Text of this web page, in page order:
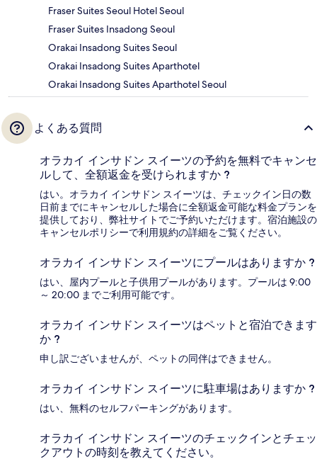
Fraser Suites Seoul Hotel Seoul
Fraser Suites Insadong Seoul
Orakai Insadong Suites Seoul
Orakai Insadong Suites Aparthotel
Orakai Insadong Suites Aparthotel Seoul
よくある質問
オラカイ インサドン スイーツの予約を無料でキャンセ
ルして、全額返金を受けられますか ?
はい。オラカイ インサドン スイーツは、チェックイン日の数
日前までにキャンセルした場合に全額返金可能な料金プランを
提供しており、弊社サイトでご予約いただけます。宿泊施設の
キャンセルポリシーで利用規約の詳細をご覧ください。
オラカイ インサドン スイーツにプールはありますか ?
はい、屋内プールと子供用プールがあります。プールは 9:00
～ 20:00 までご利用可能です。
オラカイ インサドン スイーツはペットと宿泊できます
か ?
申し訳ございませんが、ペットの同伴はできません。
オラカイ インサドン スイーツに駐車場はありますか ?
はい、無料のセルフパーキングがあります。
オラカイ インサドン スイーツのチェックインとチェッ
クアウトの時刻を教えてください。